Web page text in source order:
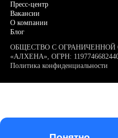
Пресс-центр
Вакансии
О компании
Блог
ОБЩЕСТВО С
«АЛХЕНА», ОГРН:
Политика конфиденциальности